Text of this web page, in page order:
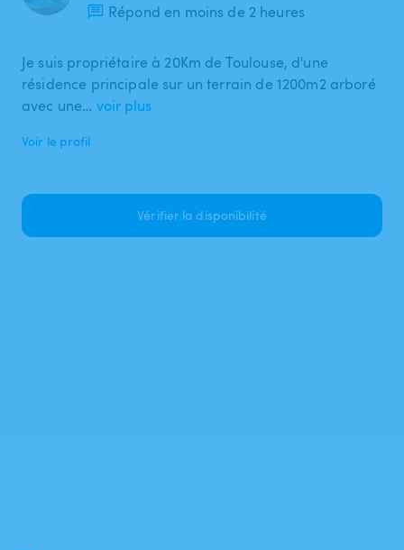
Répond en moins de 2 heures
Je suis propriétaire à 20Km de Toulouse, d'une
résidence principale sur un terrain de 1200m2 arboré
avec une… voir plus
Voir le profil
Vérifier la disponibilité